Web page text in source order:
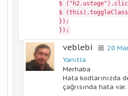
$
$
});
});
veblebi 20
Yanıtla
Merhaba
Hata kodlarınızda
çağrısında hata var.